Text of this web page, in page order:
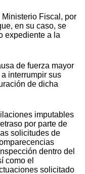
Fiscal, por
en su caso, se
expediente a la
de fuerza mayor
interrumpir sus
de dicha
imputables
por parte de
solicitudes de
dentro del
como el
solicitado